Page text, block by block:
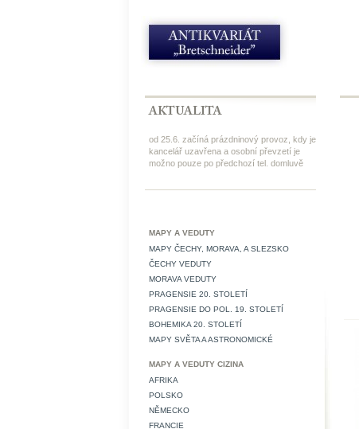
od 25.6. začíná prázdninový provoz, kdy je
kancelář uzavřena a osobní převzetí je
možno pouze po předchozí tel. domluvě
MAPY A VEDUTY
MAPY ČECHY, MORAVA, A SLEZSKO
ČECHY VEDUTY
MORAVA VEDUTY
PRAGENSIE 20. STOLETÍ
PRAGENSIE DO POL. 19. STOLETÍ
BOHEMIKA 20. STOLETÍ
MAPY SVĚTA A ASTRONOMICKÉ
MAPY A VEDUTY CIZINA
AFRIKA
POLSKO
NĚMECKO
FRANCIE